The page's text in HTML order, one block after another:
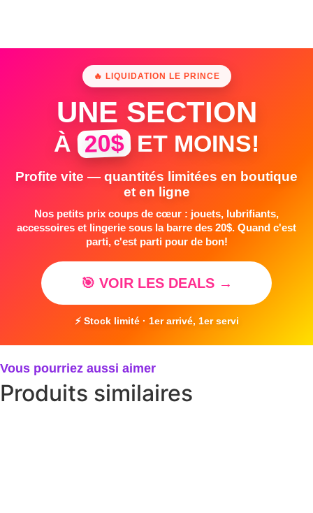
🔥 LIQUIDATION LE PRINCE
UNE SECTION
À 20$ ET MOINS!
Profite vite — quantités limitées en boutique
et en ligne
Nos petits prix coups de cœur : jouets, lubrifiants,
accessoires et lingerie sous la barre des 20$. Quand c'est
parti, c'est parti pour de bon!
🎯 VOIR LES DEALS →
⚡ Stock limité · 1er arrivé, 1er servi
Vous pourriez aussi aimer
Produits similaires